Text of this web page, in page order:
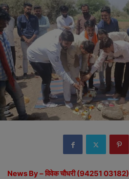
News By – विवेक चौधरी (94251 03182)